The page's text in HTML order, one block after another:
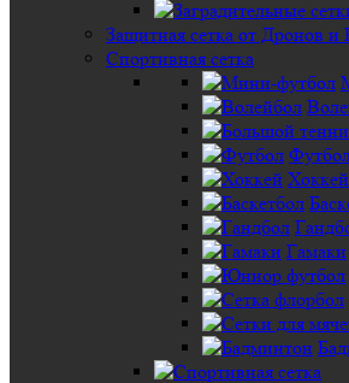
Защитная сетка от Дронов
Спортивная сетка
Хоккей
Гамаки